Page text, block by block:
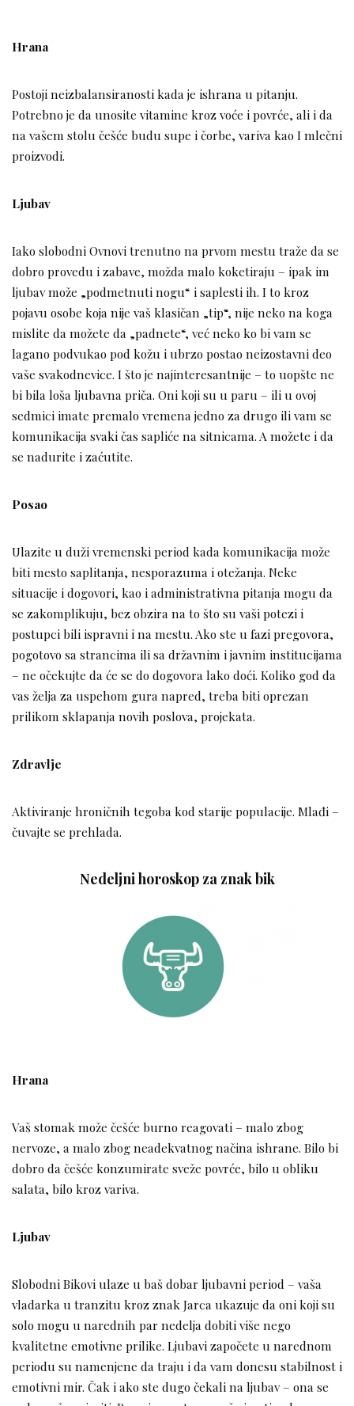
Hrana
Postoji neizbalansiranosti kada je ishrana u pitanju.
Potrebno je da unosite vitamine kroz voće i povrće, ali i da
na vašem stolu češće budu supe i čorbe, variva kao I mlečni
proizvodi.
Ljubav
Iako slobodni Ovnovi trenutno na prvom mestu traže da se
dobro provedu i zabave, možda malo koketiraju – ipak im
ljubav može „podmetnuti nogu“ i saplesti ih. I to kroz
pojavu osobe koja nije vaš klasičan „tip“, nije neko na koga
mislite da možete da „padnete“, već neko ko bi vam se
lagano podvukao pod kožu i ubrzo postao neizostavni deo
vaše svakodnevice. I što je najinteresantnije – to uopšte ne
bi bila loša ljubavna priča. Oni koji su u paru – ili u ovoj
sedmici imate premalo vremena jedno za drugo ili vam se
komunikacija svaki čas sapliće na sitnicama. A možete i da
se nadurite i zaćutite.
Posao
Ulazite u duži vremenski period kada komunikacija može
biti mesto saplitanja, nesporazuma i otežanja. Neke
situacije i dogovori, kao i administrativna pitanja mogu da
se zakomplikuju, bez obzira na to što su vaši potezi i
postupci bili ispravni i na mestu. Ako ste u fazi pregovora,
pogotovo sa strancima ili sa državnim i javnim institucijama
– ne očekujte da će se do dogovora lako doći. Koliko god da
vas želja za uspehom gura napred, treba biti oprezan
prilikom sklapanja novih poslova, projekata.
Zdravlje
Aktiviranje hroničnih tegoba kod starije populacije. Mlađi –
čuvajte se prehlada.
Nedeljni horoskop za znak bik
Hrana
Vaš stomak može češće burno reagovati – malo zbog
nervoze, a malo zbog neadekvatnog načina ishrane. Bilo bi
dobro da češće konzumirate sveže povrće, bilo u obliku
salata, bilo kroz variva.
Ljubav
Slobodni Bikovi ulaze u baš dobar ljubavni period – vaša
vladarka u tranzitu kroz znak Jarca ukazuje da oni koji su
solo mogu u narednih par nedelja dobiti više nego
kvalitetne emotivne prilike. Ljubavi započete u narednom
periodu su namenjene da traju i da vam donesu stabilnost i
emotivni mir. Čak i ako ste dugo čekali na ljubav – ona se